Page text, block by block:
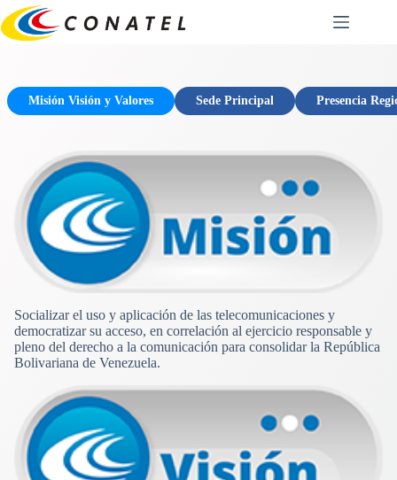
Saltar
al
contenido
Misión Visión y Valores Sede Principal Presencia
Socializar el uso y aplicación de las telecomunicaciones y
democratizar su acceso, en correlación al ejercicio responsable y
pleno del derecho a la comunicación para consolidar la República
Bolivariana de Venezuela.